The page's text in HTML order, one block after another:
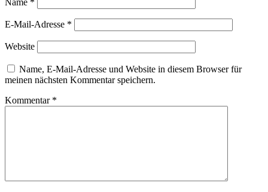
E-Mail-Adresse *
Website
Name, E-Mail-Adresse und Website in diesem Browser für
meinen nächsten Kommentar speichern.
Kommentar *